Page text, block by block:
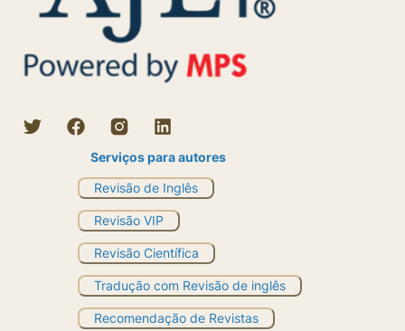
Serviços para autores
Revisão de Inglês
Revisão VIP
Revisão Científica
Tradução com Revisão de inglês
Recomendação de Revistas